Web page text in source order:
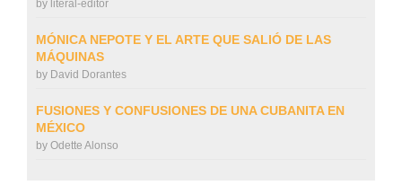
by literal-editor
MÓNICA NEPOTE Y EL ARTE QUE SALIÓ DE LAS
MÁQUINAS
by David Dorantes
FUSIONES Y CONFUSIONES DE UNA CUBANITA EN
MÉXICO
by Odette Alonso